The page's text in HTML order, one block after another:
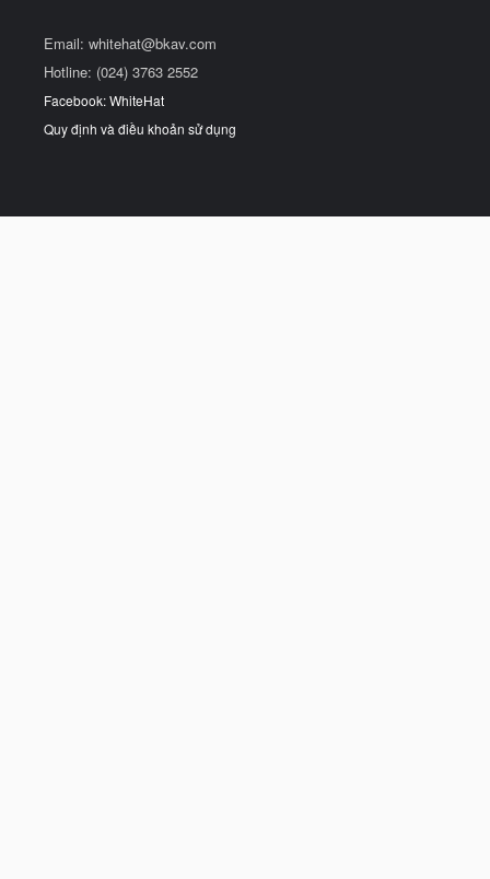
Email: whitehat@bkav.com
Hotline: (024) 3763 2552
Facebook: WhiteHat
Quy định và điều khoản sử dụng